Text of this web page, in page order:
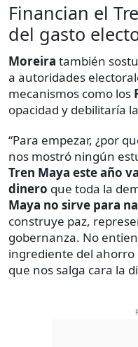
Financian el
del gasto
Moreira también
a autoridades
mecanismos como los
opacidad y debilitaría
“Para empezar, ¿por
nos mostró ningún
Tren Maya este año
dinero que toda la
Maya no sirve para
construye paz,
gobernanza. No
ingrediente del ahorro
que nos salga cara la